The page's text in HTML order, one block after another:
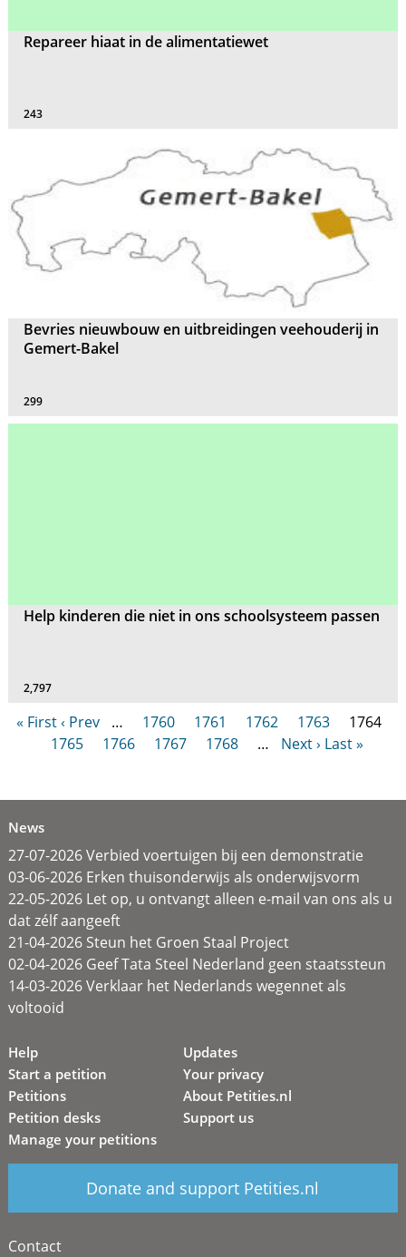
Repareer hiaat in de alimentatiewet
243
Bevries nieuwbouw en uitbreidingen veehouderij in
Gemert-Bakel
299
Help kinderen die niet in ons schoolsysteem passen
2,797
« First‹ Prev … 1760 1761 1762 1763
1764
1765
1766 1767 1768 … Next › Last »
News
27-07-2026 Verbied voertuigen bij een demonstratie
03-06-2026 Erken thuisonderwijs als onderwijsvorm
22-05-2026 Let op, u ontvangt alleen e-mail van ons als u
dat zélf aangeeft
21-04-2026 Steun het Groen Staal Project
02-04-2026 Geef Tata Steel Nederland geen staatssteun
14-03-2026 Verklaar het Nederlands wegennet als
voltooid
Help
Start a petition
Petitions
Petition desks
Manage your petitions
Updates
Your privacy
About Petities.nl
Support us
Donate and support Petities.nl
Contact